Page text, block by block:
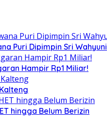
Puri Dipimpin Sri Wahyuni
Hampir Rp1 Miliar!
hingga Belum Berizin